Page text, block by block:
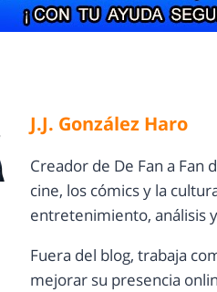
J.J. González Haro
Creador de De Fan a
cine, los cómics y la
entretenimiento, análisis
Fuera del blog, trabaja
mejorar su presencia